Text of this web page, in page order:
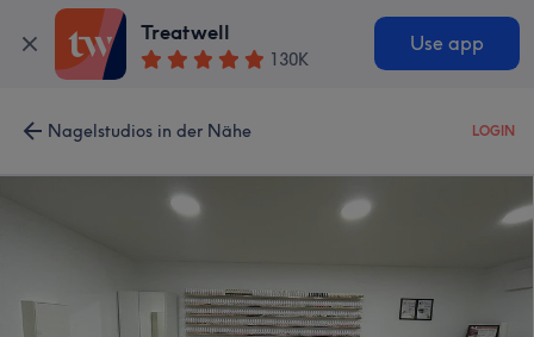
Treatwell
130K
Use app
Nagelstudios in der Nähe LOGIN